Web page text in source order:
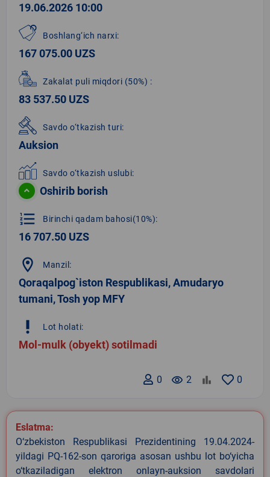
19.06.2026 10:00
Boshlang‘ich narxi:
167 075.00 UZS
Zakalat puli miqdori (50%) :
83 537.50 UZS
Savdo o‘tkazish turi:
Auksion
Savdo o‘tkazish uslubi:
Oshirib borish
format_list_numbered Birinchi qadam bahosi(10%):
16 707.50 UZS
location_on Manzil:
Qoraqalpog`iston Respublikasi, Amudaryo
tumani, Tosh yop MFY
priority_high Lot holati:
Mol-mulk (obyekt) sotilmadi
0
remove_red_eye 2
0
Eslatma:
O‘zbekiston Respublikasi Prezidentining 19.04.2024-
yildagi PQ-162-son qaroriga asosan ushbu lot bo‘yicha
o‘tkaziladigan elektron onlayn-auksion savdolari